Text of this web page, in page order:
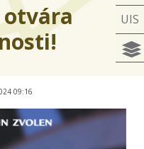
UIS
otvára
09:16